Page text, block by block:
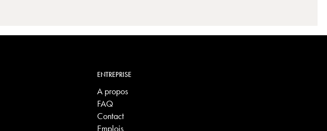
ENTREPRISE
A propos
FAQ
Contact
Emplois